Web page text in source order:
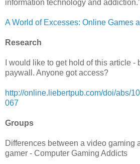
information technology and addiction."
A World of Excesses: Online Games
Research
I would like to get hold of this article -
paywall. Anyone got access?
http://online.liebertpub.com/doi/abs/
067
Groups
Differences between a video gaming
gamer - Computer Gaming Addicts